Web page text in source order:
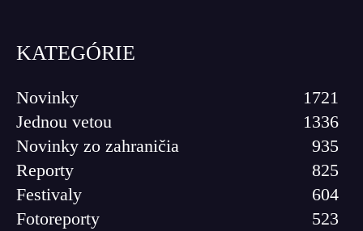
KATEGÓRIE
Novinky
1721
Jednou vetou
1336
Novinky zo zahraničia
935
Reporty
825
Festivaly
604
Fotoreporty
523